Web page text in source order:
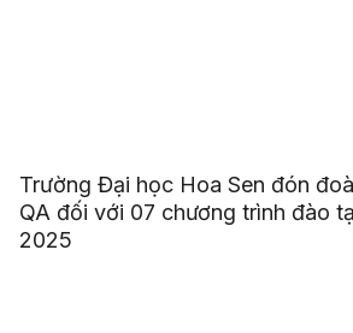
Trường Đại học Hoa Sen đón
QA đối với 07 chương trình đào
2025